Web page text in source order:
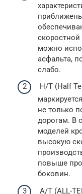
можно
асфальта,
слабо.
H/T (Half
не только
дорогам. В
моделей
высокую
повыше
боковин.
A/T (ALL-